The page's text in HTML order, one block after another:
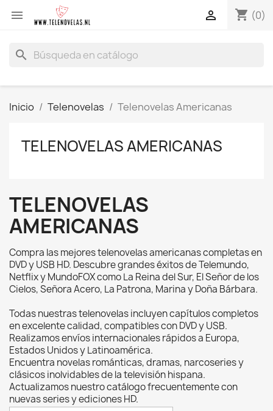
 shopping_cart (0)

search
Inicio Telenovelas Telenovelas Americanas
TELENOVELAS AMERICANAS
TELENOVELAS
AMERICANAS
Compra las mejores telenovelas americanas completas en
DVD y USB HD. Descubre grandes éxitos de Telemundo,
Netflix y MundoFOX como La Reina del Sur, El Señor de los
Cielos, Señora Acero, La Patrona, Marina y Doña Bárbara.
Todas nuestras telenovelas incluyen capítulos completos
en excelente calidad, compatibles con DVD y USB.
Realizamos envíos internacionales rápidos a Europa,
Estados Unidos y Latinoamérica.
Encuentra novelas románticas, dramas, narcoseries y
clásicos inolvidables de la televisión hispana.
Actualizamos nuestro catálogo frecuentemente con
nuevas series y ediciones HD.